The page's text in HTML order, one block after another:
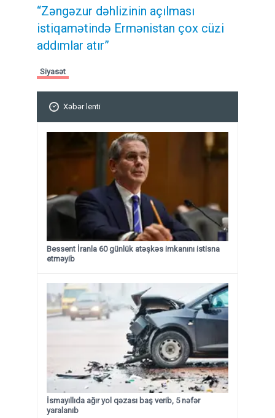
“Zəngəzur dəhlizinin açılması
istiqamətində Ermənistan çox cüzi
addımlar atır”
Siyasət
Xəbər lenti
Bessent İranla 60 günlük atəşkəs imkanını istisna
etməyib
İsmayıllıda ağır yol qəzası baş verib, 5 nəfər
yaralanıb